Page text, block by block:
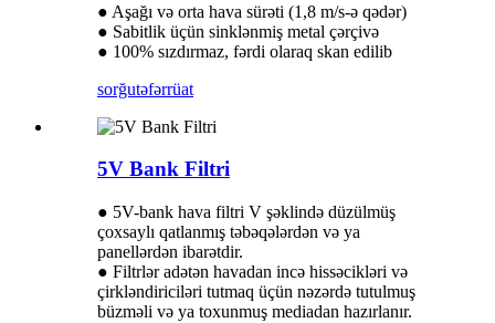
● Aşağı və orta hava sürəti (1,8 m/s-ə qədər)
● Sabitlik üçün sinklənmiş metal çərçivə
● 100% sızdırmaz, fərdi olaraq skan edilib
sorğutəfərrüat
5V Bank Filtri
● 5V-bank hava filtri V şəklində düzülmüş
çoxsaylı qatlanmış təbəqələrdən və ya
panellərdən ibarətdir.
● Filtrlər adətən havadan incə hissəcikləri və
çirkləndiriciləri tutmaq üçün nəzərdə tutulmuş
büzməli və ya toxunmuş mediadan hazırlanır.